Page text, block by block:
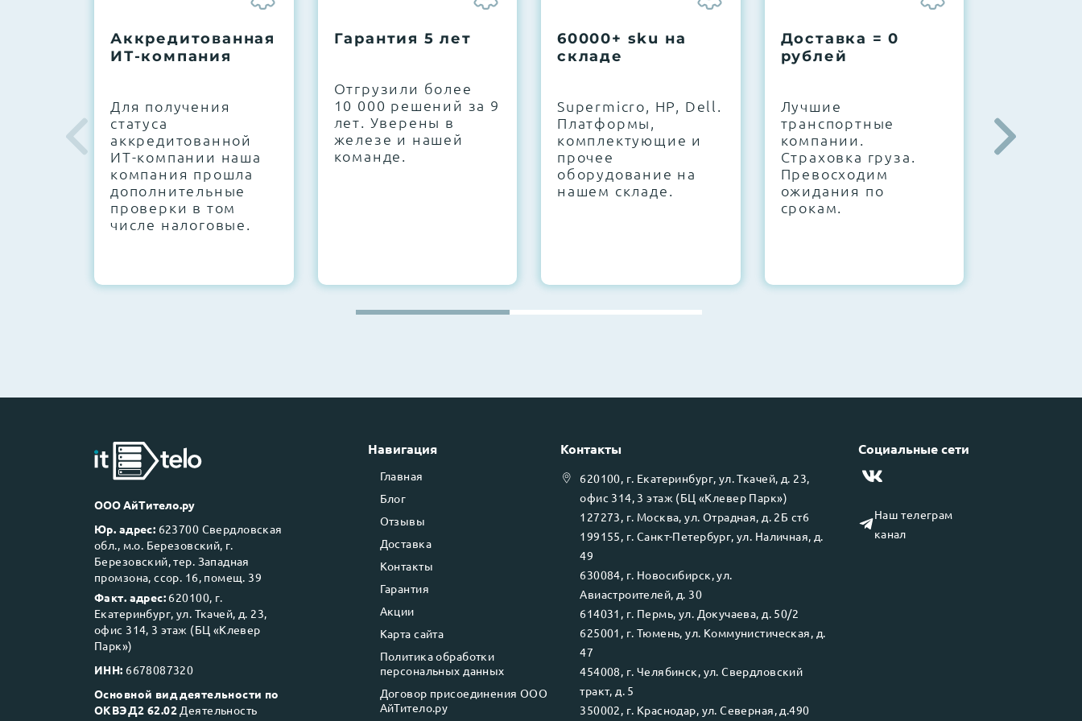
Next Business Day (NBD)
Аккредитованная
ИТ-компания
Для получения
статуса
аккредитованной
ИТ-компании наша
компания прошла
дополнительные
проверки в том
числе налоговые.
Гарантия 5 лет
Отгрузили более
10 000 решений за 9
лет. Уверены в
железе и нашей
команде.
60000+ sku на
складе
Supermicro, HP, Dell.
Платформы,
комплектующие и
прочее
оборудование на
нашем складе.
Доставка = 0
рублей
Лучшие
транспортные
компании.
Страховка груза.
Превосходим
ожидания по
срокам.
штате.
10000+
ООО АйТитело.ру
Юр. адрес: 623700 Свердловская
обл., м.о. Березовский, г.
Березовский, тер. Западная
промзона, ссор. 16, помещ. 39
Факт. адрес: 620100, г.
Екатеринбург, ул. Ткачей, д. 23,
офис 314, 3 этаж (БЦ «Клевер
Парк»)
ИНН: 6678087320
Основной вид деятельности по
ОКВЭД2 62.02 Деятельность
Навигация
Главная
Блог
Отзывы
Доставка
Контакты
Гарантия
Акции
Карта сайта
Политика обработки
персональных данных
Договор присоединения ООО
АйТитело.ру
Контакты
620100, г. Екатеринбург, ул.Ткачей, д. 23,
офис 314, 3 этаж (БЦ «Клевер Парк»)
127273, г. Москва, ул. Отрадная, д. 2Б ст6
199155, г. Санкт-Петербург, ул. Наличная, д.
49
630084, г. Новосибирск, ул.
Авиастроителей, д. 30
614031 , г. Пермь, ул. Докучаева, д. 50/2
625001 , г. Тюмень, ул. Коммунистическая, д.
47
454008, г. Челябинск, ул.Свердловский
тракт, д. 5
350002, г. Краснодар, ул.Северная, д.490
Социальные сети
Наш телеграм
канал